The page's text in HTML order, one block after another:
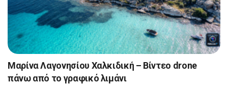
Μαρίνα Λαγονησίου Χαλκιδική – Βίντεο drone
πάνω από το γραφικό λιμάνι